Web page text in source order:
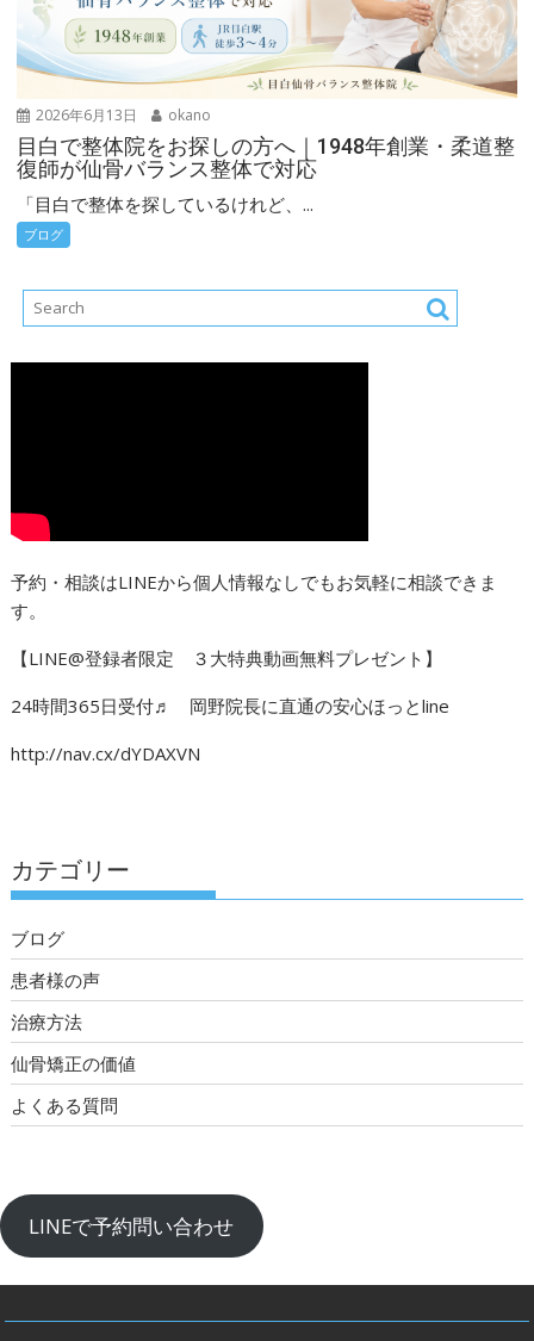
2026年6月13日 okano
目白で整体院をお探しの方へ｜1948年創業・柔道整
復師が仙骨バランス整体で対応
「目白で整体を探しているけれど、...
ブログ
予約・相談はLINEから個人情報なしでもお気軽に相談できま
す。
【LINE@登録者限定 ３大特典動画無料プレゼント】
24時間365日受付♬ 岡野院長に直通の安心ほっとline
http://nav.cx/dYDAXVN
カテゴリー
ブログ
患者様の声
治療方法
仙骨矯正の価値
よくある質問
LINEで予約問い合わせ